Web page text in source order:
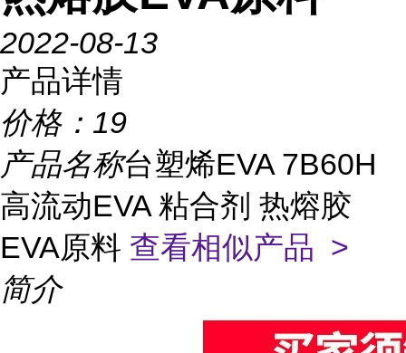
2022-08-13
产品详情
价格： 19
产品名称台塑烯EVA 7B60H
高流动EVA 粘合剂 热熔胶
EVA原料 查看相似产品 >
简介